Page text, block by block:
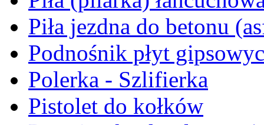
Piła jezdna do betonu
Podnośnik płyt
Polerka - Szlifierka
Pistolet do kołków